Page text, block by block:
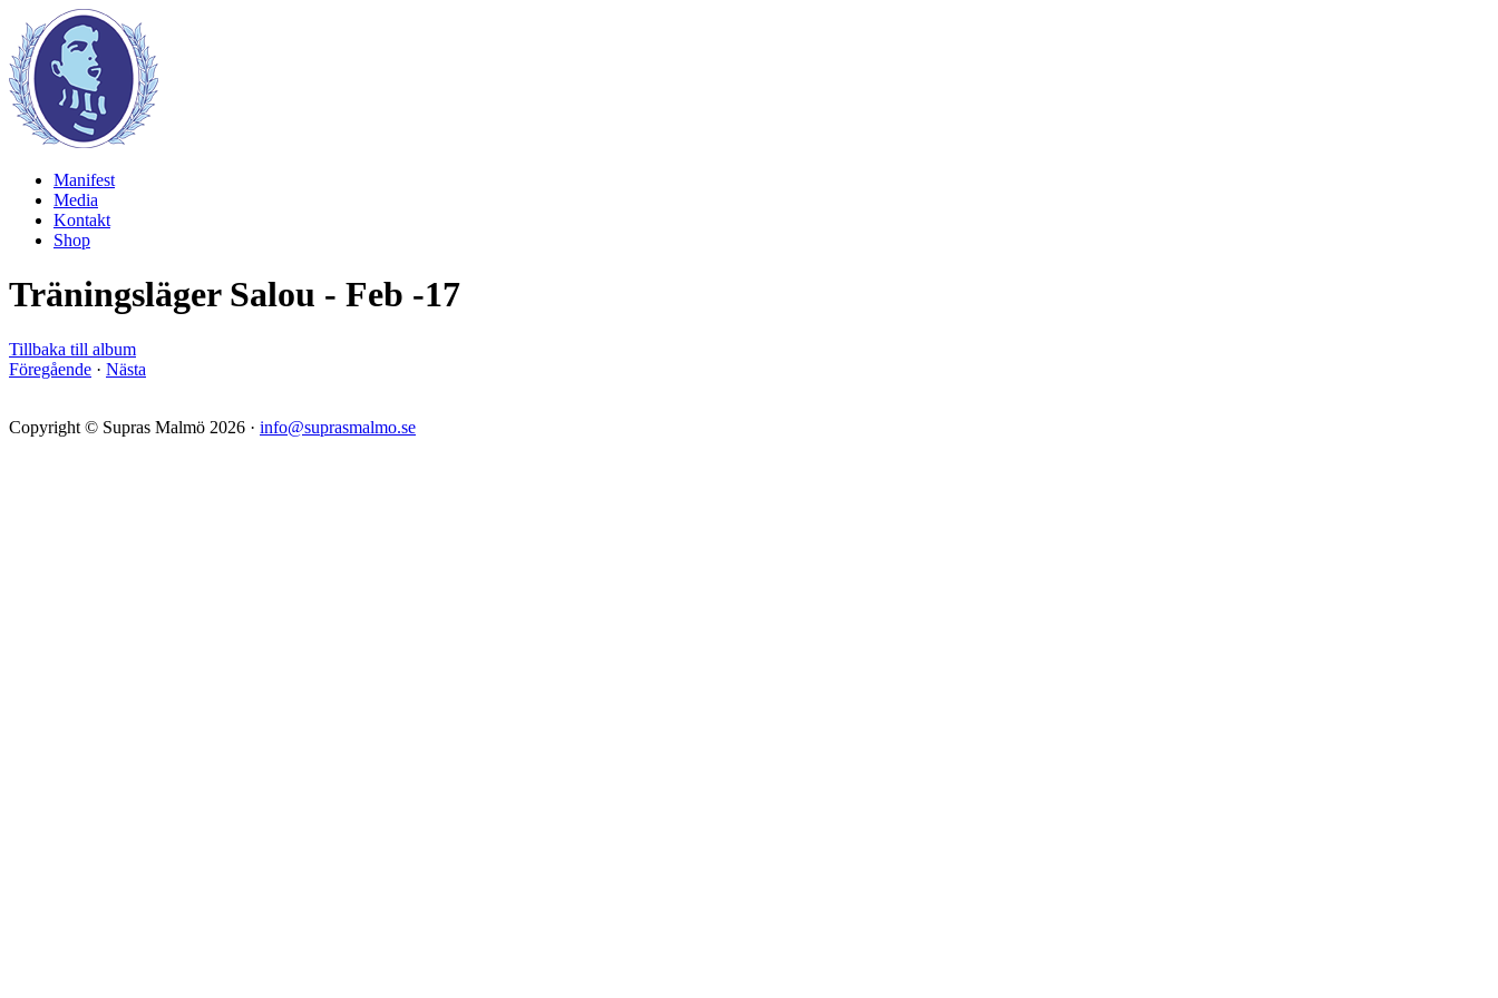
Manifest
Media
Kontakt
Shop
Träningsläger Salou - Feb -17
Tillbaka till album
Föregående · Nästa
Copyright © Supras Malmö 2026 · info@suprasmalmo.se